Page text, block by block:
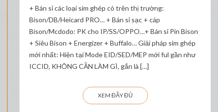
+ Bán sỉ các loại sim ghép có trên thị trường:
Bison/DB/Heicard PRO… + Bán sỉ sạc + cáp
Bison/Mcdodo: PK cho IP/SS/OPPO…+ Bán sỉ Pin Bison
+ Siêu Bison + Energizer + Buffalo… Giải pháp sim ghép
mới nhất: Hiện tại Mode EID/SED/MEP mới ful gần như
ICCID, KHÔNG CẦN LÀM GÌ, gắn là […]
XEM ĐẦY ĐỦ